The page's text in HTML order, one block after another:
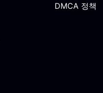
DMCA 정책